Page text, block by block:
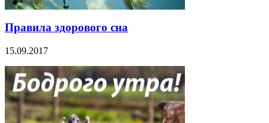
Правила здорового сна
15.09.2017